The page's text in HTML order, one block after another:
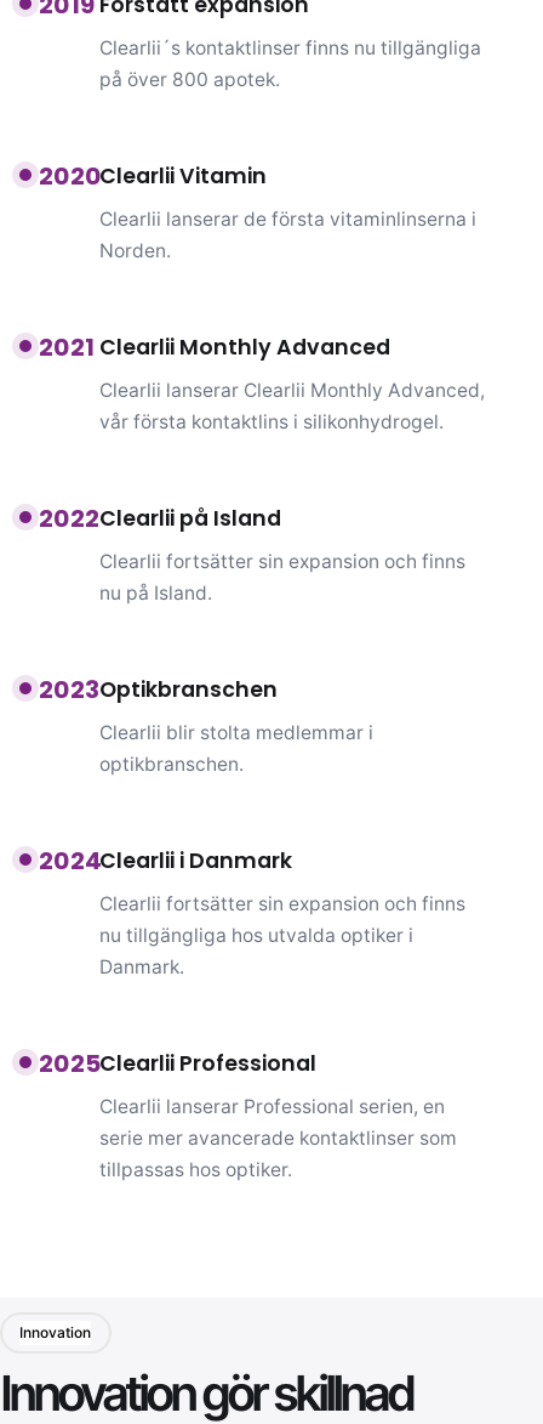
Clearlii´s kontaktlinser finns nu tillgängliga
på över 800 apotek.
2020Clearlii Vitamin
Clearlii lanserar de första vitaminlinserna i
Norden.
2021 Clearlii Monthly Advanced
Clearlii lanserar Clearlii Monthly Advanced,
vår första kontaktlins i silikonhydrogel.
2022Clearlii på Island
Clearlii fortsätter sin expansion och finns
nu på Island.
2023Optikbranschen
Clearlii blir stolta medlemmar i
optikbranschen.
2024Clearlii i Danmark
Clearlii fortsätter sin expansion och finns
nu tillgängliga hos utvalda optiker i
Danmark.
2025Clearlii Professional
Clearlii lanserar Professional serien, en
serie mer avancerade kontaktlinser som
tillpassas hos optiker.
Innovation
Innovation gör skillnad